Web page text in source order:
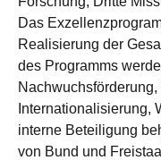
Das
Realisierung der
des Programms
Internationalisierung,
interne Beteiligung
von Bund und